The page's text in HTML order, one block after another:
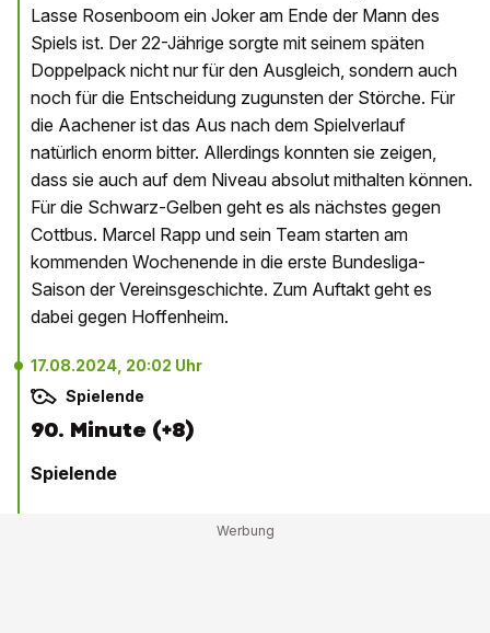
Lasse Rosenboom ein Joker am Ende der Mann des
Spiels ist. Der 22-Jährige sorgte mit seinem späten
Doppelpack nicht nur für den Ausgleich, sondern auch
noch für die Entscheidung zugunsten der Störche. Für
die Aachener ist das Aus nach dem Spielverlauf
natürlich enorm bitter. Allerdings konnten sie zeigen,
dass sie auch auf dem Niveau absolut mithalten können.
Für die Schwarz-Gelben geht es als nächstes gegen
Cottbus. Marcel Rapp und sein Team starten am
kommenden Wochenende in die erste Bundesliga-
Saison der Vereinsgeschichte. Zum Auftakt geht es
dabei gegen Hoffenheim.
17.08.2024, 20:02 Uhr
Spielende
90. Minute (+8)
Spielende